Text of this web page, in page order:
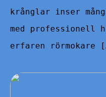
krånglar inser
med
erfaren rörmokare